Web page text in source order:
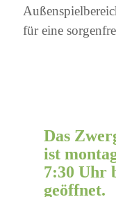
für eine
Das
ist
7:30 Uhr
geöffnet.